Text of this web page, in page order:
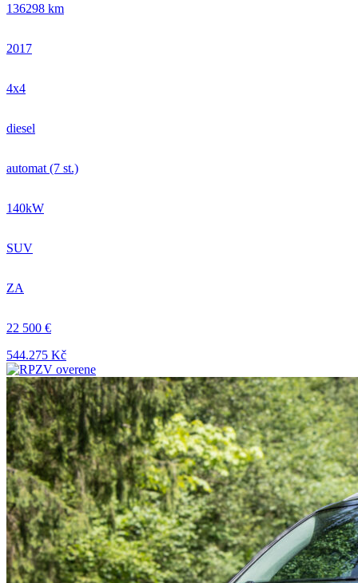
136298 km
2017
4x4
diesel
automat (7 st.)
140kW
SUV
ZA
22 500 €
544.275 Kč